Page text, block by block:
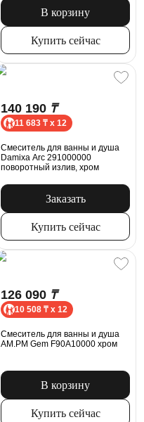
В корзину
Купить сейчас
140 190 ₸
11 683 ₸ x 12
Смеситель для ванны и душа
Damixa Arc 291000000
поворотный излив, хром
Заказать
Купить сейчас
126 090 ₸
10 508 ₸ x 12
Смеситель для ванны и душа
AM.PM Gem F90A10000 хром
В корзину
Купить сейчас